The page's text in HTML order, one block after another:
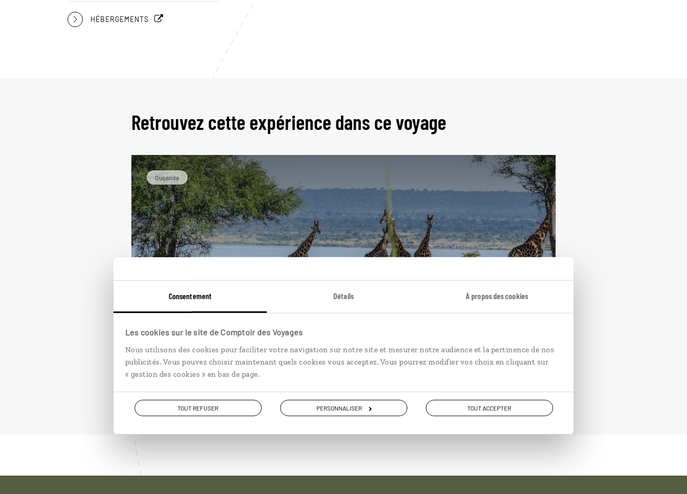
Consentement Détails À propos des cookies
Les cookies sur le site de Comptoir des Voyages
Nous utilisons des cookies pour faciliter votre navigation sur notre site et mesurer notre audience et la pertinence de nos
publicités. Vous pouvez choisir maintenant quels cookies vous acceptez. Vous pourrez modifier vos choix en cliquant sur
« gestion des cookies » en bas de page.
TOUT REFUSER PERSONNALISER TOUT ACCEPTER
HÉBERGEMENTS
Retrouvez cette expérience dans ce voyage
Ouganda
Panoramas d’Ouganda
forêt de Bwindi...
13 jours / 11 nuits
à partir de 5650€